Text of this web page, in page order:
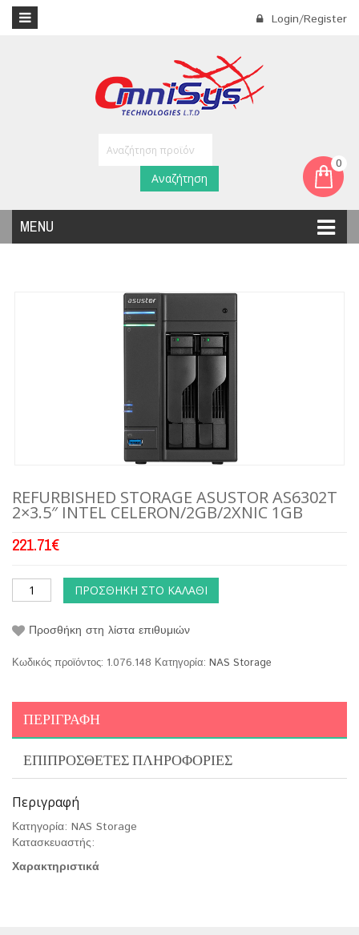
Login/Register
0
MENU
Αναζήτηση
REFURBISHED STORAGE ASUSTOR AS6302T
2×3.5″ INTEL CELERON/2GB/2XNIC 1GB
221.71€
ΠΡΟΣΘΉΚΗ ΣΤΟ ΚΑΛΆΘΙ
Προσθήκη στη λίστα επιθυμιών
Κωδικός προϊόντος: 1.076.148 Κατηγορία: NAS Storage
ΠΕΡΙΓΡΑΦΉ
ΕΠΙΠΡΌΣΘΕΤΕΣ ΠΛΗΡΟΦΟΡΊΕΣ
Περιγραφή
Κατηγορία: NAS Storage
Κατασκευαστής:
Χαρακτηριστικά